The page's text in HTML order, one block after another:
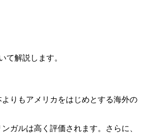
て解説します。
りもアメリカをはじめとする海外の
ガルは高く評価されます。さらに、